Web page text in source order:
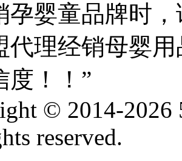
孕婴童品牌时
代理经销母婴
度！！”
© 2014-2026
reserved.